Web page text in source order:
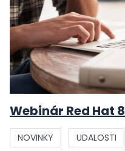
Webinár Red Hat 8
NOVINKY UDALOSTI